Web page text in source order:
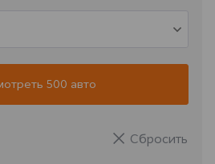
Сбросить
500 авто